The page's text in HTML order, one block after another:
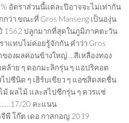
อัตราส่วนนี้แต่ละปีอาจจะไม่เท่ากัน
ว่า ขณะที่ Gros Manseng เป็นองุ่น
1562 ปลูกมากที่สุดในภูมิภาคตะวัน
าแทบไม่ค่อยรู้จักกัน คำว่า Gros
ของผลค่อนข้างใหญ่ …สีเหลืองทอง
ล้าย ๆ ดอกมะลิกรุ่น ๆ แอปริคอต
ไปซีนิด ๆ เฮิร์บเขียว ๆ แอซสิดสดชื่น
ม้ ผลไม้ และสไปซีกรุ่น ๆ ควรแช่
20 คะแนน
จีพี โก๊ต เดอ กาสกอญ 2019